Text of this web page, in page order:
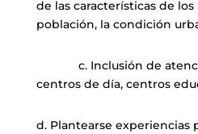
de las características de
población, la condición
c. Inclusión de
centros de día, centros
d. Plantearse experiencias